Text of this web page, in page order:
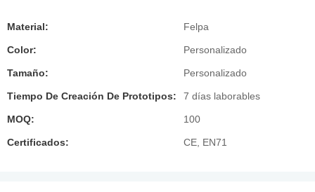
Material: Felpa
Color: Personalizado
Tamaño: Personalizado
Tiempo De Creación De Prototipos: 7 días laborables
MOQ: 100
Certificados: CE, EN71